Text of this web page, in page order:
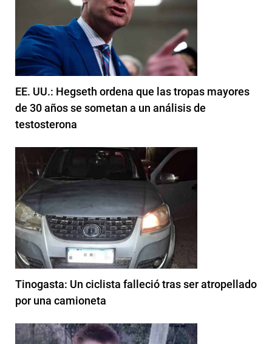
EE. UU.: Hegseth ordena que las tropas mayores
de 30 años se sometan a un análisis de
testosterona
Tinogasta: Un ciclista falleció tras ser atropellado
por una camioneta